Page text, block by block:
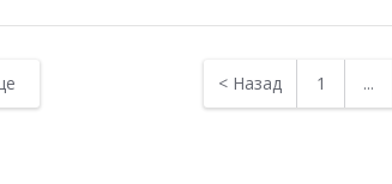
< Назад 1 ...